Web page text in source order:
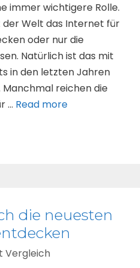
immer wichtigere Rolle.
der Welt das Internet für
oder nur die
Natürlich ist das mit
in den letzten Jahren
reichen die
… Read more
die neuesten
Vergleich